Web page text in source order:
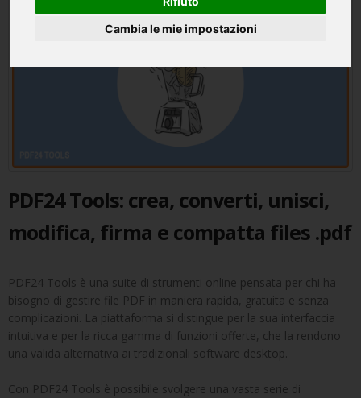
Cambia le mie impostazioni
PDF24 Tools: crea, converti, unisci,
modifica, firma e compatta files .pdf
PDF24 Tools è una suite di strumenti online pensata per chi ha
bisogno di gestire file PDF in maniera rapida, gratuita e senza
complicazioni. La piattaforma si distingue per la sua interfaccia
intuitiva e per la ricca gamma di funzioni offerte, che la rendono
una valida alternativa ai tradizionali software desktop.
Con PDF24 Tools è possibile svolgere una vasta serie di